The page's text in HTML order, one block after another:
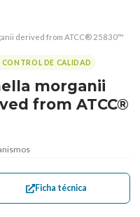
derived from ATCC® 25830™
DE CALIDAD
morganii
from ATCC®
Ficha técnica